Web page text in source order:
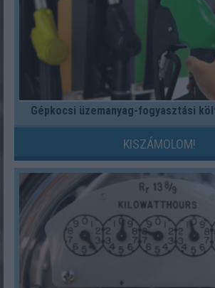
Gépkocsi üzemanyag-fogyasztási
KISZÁMOLOM!